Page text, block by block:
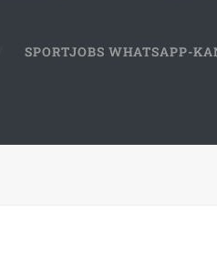
SPORTJOBS WHATSAPP-